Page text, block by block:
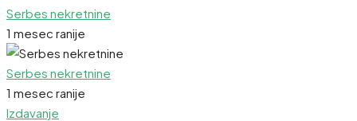
Serbes nekretnine
1 mesec ranije
Serbes nekretnine
1 mesec ranije
Izdavanje